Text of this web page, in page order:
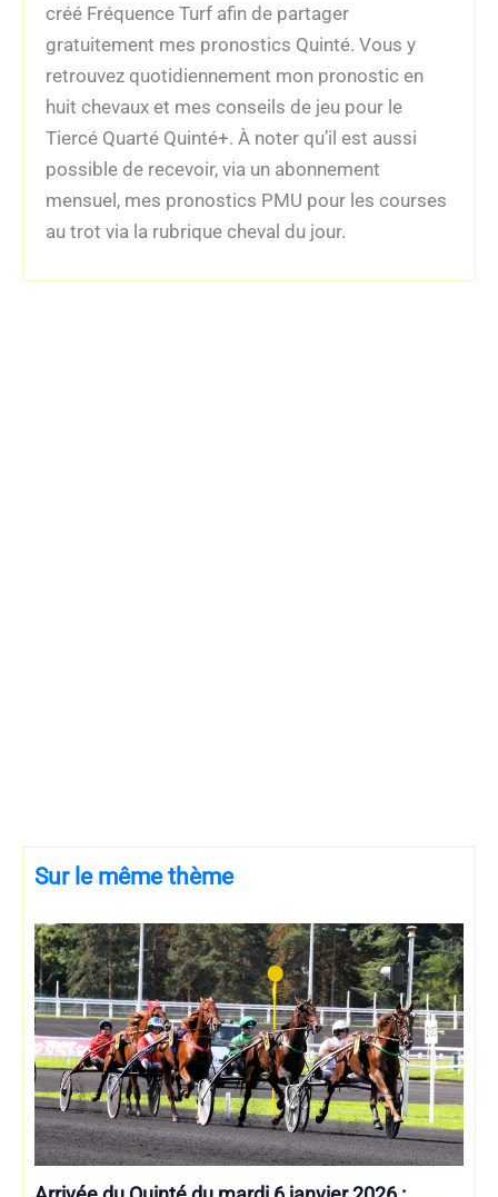
créé Fréquence Turf afin de partager
gratuitement mes pronostics Quinté. Vous y
retrouvez quotidiennement mon pronostic en
huit chevaux et mes conseils de jeu pour le
Tiercé Quarté Quinté+. À noter qu’il est aussi
possible de recevoir, via un abonnement
mensuel, mes pronostics PMU pour les courses
au trot via la rubrique cheval du jour.
Sur le même thème